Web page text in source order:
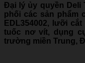
Đại lý ủy quyền Deli
phối các sản phẩm
EDL354002, lưỡi cắt
tuốc nơ vít, dụng
trường miền Trung,